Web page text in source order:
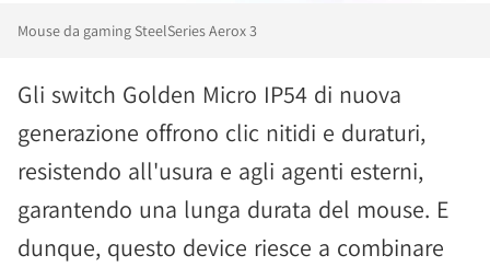
Mouse da gaming SteelSeries Aerox 3
Gli switch Golden Micro IP54 di nuova
generazione offrono clic nitidi e duraturi,
resistendo all'usura e agli agenti esterni,
garantendo una lunga durata del mouse. E
dunque, questo device riesce a combinare